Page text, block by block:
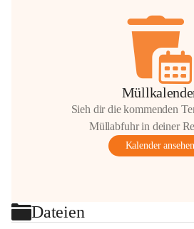
Sieh dir die kommenden
Müllabfuhr in deiner
Kalender ansehen
Dateien